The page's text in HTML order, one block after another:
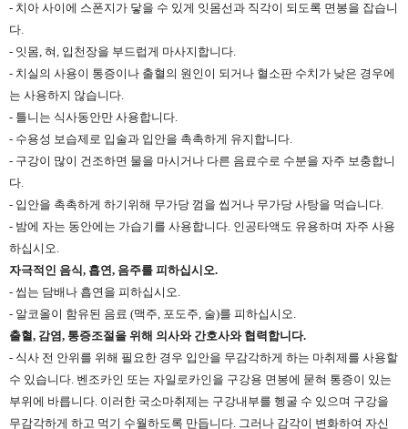
- 치아 사이에 스폰지가 닿을 수 있게 잇몸선과 직각이 되도록 면봉을 잡습니
다.
- 잇몸, 혀, 입천장을 부드럽게 마사지합니다.
- 치실의 사용이 통증이나 출혈의 원인이 되거나 혈소판 수치가 낮은 경우에
는 사용하지 않습니다.
- 틀니는 식사동안만 사용합니다.
- 수용성 보습제로 입술과 입안을 촉촉하게 유지합니다.
- 구강이 많이 건조하면 물을 마시거나 다른 음료수로 수분을 자주 보충합니
다.
- 입안을 촉촉하게 하기위해 무가당 껌을 씹거나 무가당 사탕을 먹습니다.
- 밤에 자는 동안에는 가습기를 사용합니다. 인공타액도 유용하며 자주 사용
하십시오.
자극적인 음식, 흡연, 음주를 피하십시오.
- 씹는 담배나 흡연을 피하십시오.
- 알코올이 함유된 음료 (맥주, 포도주, 술)를 피하십시오.
출혈, 감염, 통증조절을 위해 의사와 간호사와 협력합니다.
- 식사 전 안위를 위해 필요한 경우 입안을 무감각하게 하는 마취제를 사용할
수 있습니다. 벤조카인 또는 자일로카인을 구강용 면봉에 묻혀 통증이 있는
부위에 바릅니다. 이러한 국소마취제는 구강내부를 헹굴 수 있으며 구강을
무감각하게 하고 먹기 수월하도록 만듭니다. 그러나 감각이 변화하여 자신